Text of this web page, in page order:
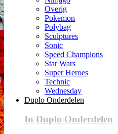
Overig
Pokemon
Polybag
Sculptures
Sonic
Speed Champions
Star Wars
Super Heroes
Technic
Wednesday
Duplo Onderdelen
In Duplo Onderdelen